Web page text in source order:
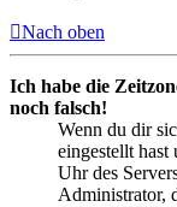
Nach oben
Ich habe die
noch falsch!
Wenn du dir
eingestellt
Uhr des
Administrator,